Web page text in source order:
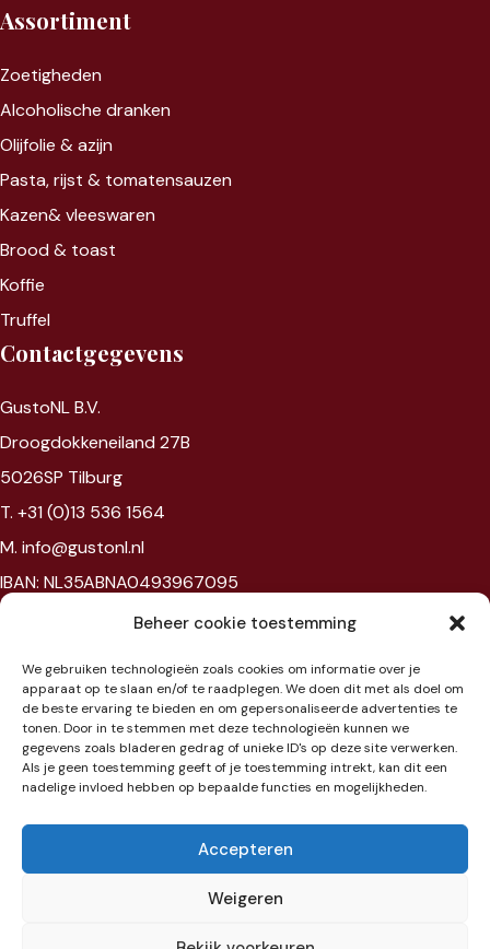
Beheer cookie toestemming
We gebruiken technologieën zoals cookies om informatie over je
apparaat op te slaan en/of te raadplegen. We doen dit met als doel om
de beste ervaring te bieden en om gepersonaliseerde advertenties te
tonen. Door in te stemmen met deze technologieën kunnen we
gegevens zoals bladeren gedrag of unieke ID's op deze site verwerken.
Als je geen toestemming geeft of je toestemming intrekt, kan dit een
nadelige invloed hebben op bepaalde functies en mogelijkheden.
Accepteren
Weigeren
Assortiment
Zoetigheden
Alcoholische dranken
Olijfolie & azijn
Pasta, rijst & tomatensauzen
Kazen&vleeswaren
Brood & toast
Koffie
Truffel
Contactgegevens
GustoNL B.V.
Droogdokkeneiland 27B
5026SP Tilburg
T. +31 (0)13 536 1564
M. info@gustonl.nl
IBAN: NL35ABNA0493967095
VAT: NL867594172B01
BTW: NL867594172B01
Showroom
Jaarbeursplein 6
3521 AL Utrecht
Etage 3